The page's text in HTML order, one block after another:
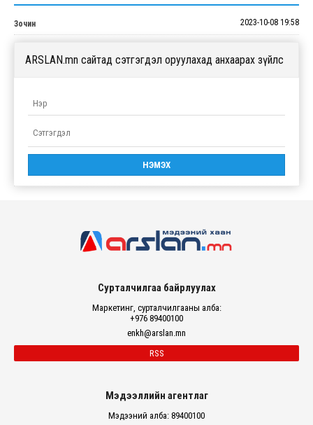
Зочин 2023-10-08 19:58
ARSLAN.mn сайтад сэтгэгдэл оруулахад анхаарах зүйлс
Сурталчилгаа байрлуулах
Маркетинг, сурталчилгааны алба:
+976 89400100
enkh@arslan.mn
RSS
Мэдээллийн агентлаг
Мэдээний алба: 89400100